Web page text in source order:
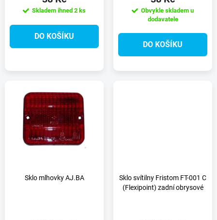
d
o
d
u
Skladem ihned 2 ks
DO KOŠÍKU
Obvykle skladem u
dodavatele
DO KOŠÍKU
Sklo mlhovky AJ.BA
Sklo svítilny Fristom FT-001 C
(Flexipoint) zadní obrysové